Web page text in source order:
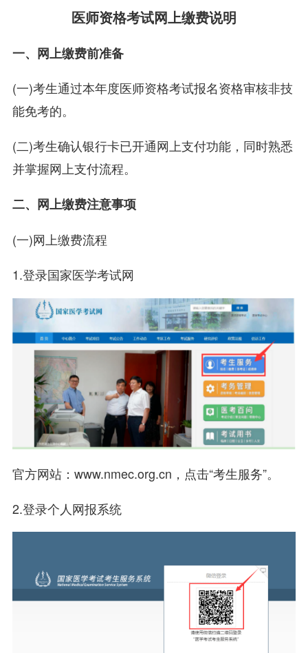
医师资格考试网上缴费说明
一、网上缴费前准备
(一)考生通过本年度医师资格考试报名资格审核非技
能免考的。
(二)考生确认银行卡已开通网上支付功能，同时熟悉
并掌握网上支付流程。
二、网上缴费注意事项
(一)网上缴费流程
1.登录国家医学考试网
官方网站：www.nmec.org.cn，点击“考生服务”。
2.登录个人网报系统